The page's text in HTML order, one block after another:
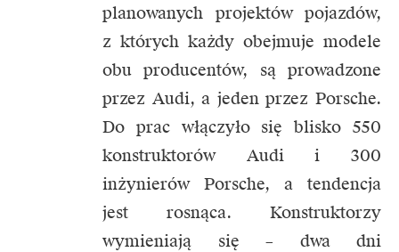
planowanych projektów pojazdów,
z których każdy obejmuje modele
obu producentów, są prowadzone
przez Audi, a jeden przez Porsche.
Do prac włączyło się blisko 550
konstruktorów Audi i 300
inżynierów Porsche, a tendencja
jest rosnąca. Konstruktorzy
wymieniają się – dwa dni